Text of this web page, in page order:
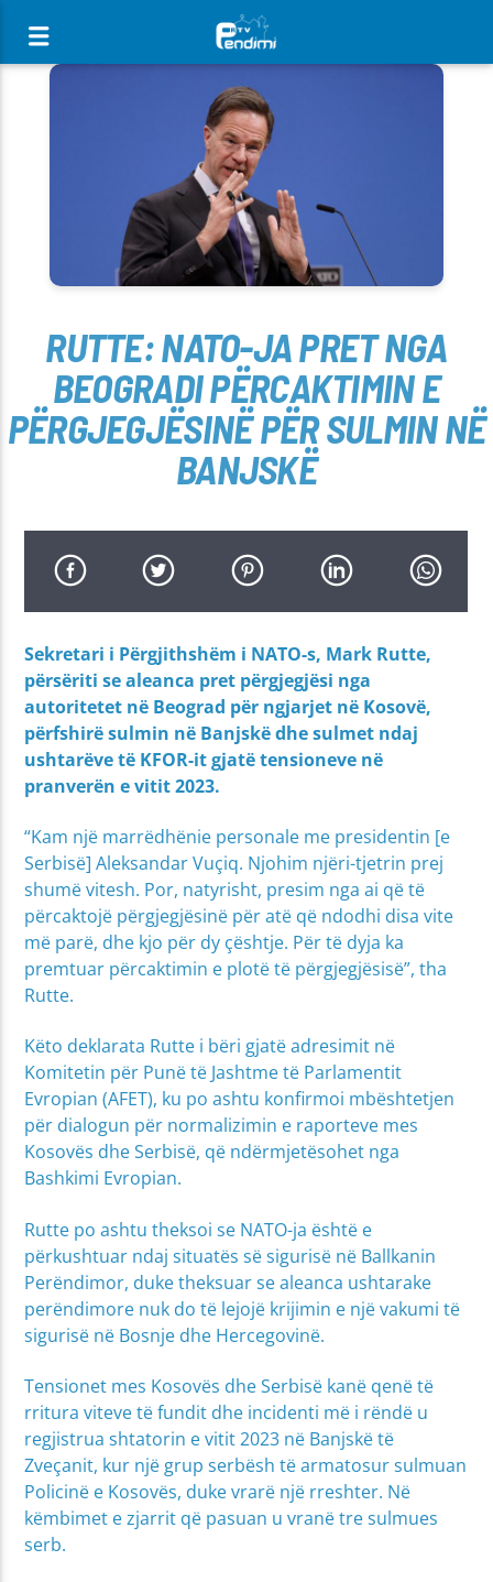
[There are no radio stations in the database]
RUTTE: NATO-JA PRET NGA
BEOGRADI PËRCAKTIMIN E
PËRGJEGJËSINË PËR SULMIN NË
BANJSKË
Sekretari i Përgjithshëm i NATO-s, Mark Rutte,
përsëriti se aleanca pret përgjegjësi nga
autoritetet në Beograd për ngjarjet në Kosovë,
përfshirë sulmin në Banjskë dhe sulmet ndaj
ushtarëve të KFOR-it gjatë tensioneve në
pranverën e vitit 2023.
“Kam një marrëdhënie personale me presidentin [e
Serbisë] Aleksandar Vuçiq. Njohim njëri-tjetrin prej
shumë vitesh. Por, natyrisht, presim nga ai që të
përcaktojë përgjegjësinë për atë që ndodhi disa vite
më parë, dhe kjo për dy çështje. Për të dyja ka
premtuar përcaktimin e plotë të përgjegjësisë”, tha
Rutte.
Këto deklarata Rutte i bëri gjatë adresimit në
Komitetin për Punë të Jashtme të Parlamentit
Evropian (AFET), ku po ashtu konfirmoi mbështetjen
për dialogun për normalizimin e raporteve mes
Kosovës dhe Serbisë, që ndërmjetësohet nga
Bashkimi Evropian.
Rutte po ashtu theksoi se NATO-ja është e
përkushtuar ndaj situatës së sigurisë në Ballkanin
Perëndimor, duke theksuar se aleanca ushtarake
perëndimore nuk do të lejojë krijimin e një vakumi të
sigurisë në Bosnje dhe Hercegovinë.
Tensionet mes Kosovës dhe Serbisë kanë qenë të
rritura viteve të fundit dhe incidenti më i rëndë u
regjistrua shtatorin e vitit 2023 në Banjskë të
Zveçanit, kur një grup serbësh të armatosur sulmuan
Policinë e Kosovës, duke vrarë një rreshter. Në
këmbimet e zjarrit që pasuan u vranë tre sulmues
serb.